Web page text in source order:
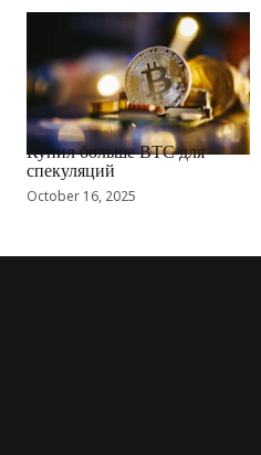
RRCNEWS_RU
Купил больше BTC для
спекуляций
October 16, 2025